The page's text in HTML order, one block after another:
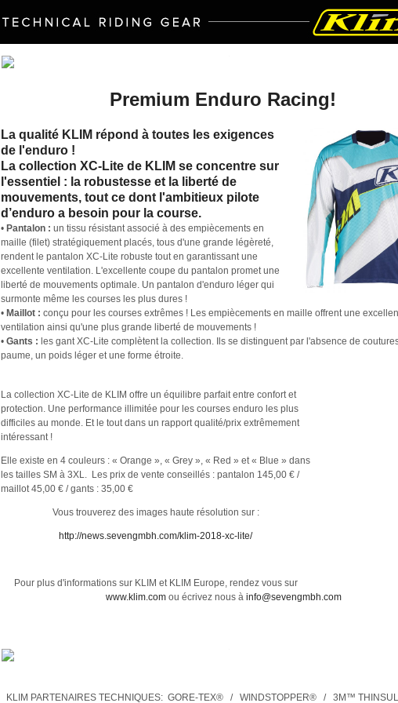
Premium Enduro Racing!
La qualité KLIM répond à toutes les exigences
de l'enduro !
La collection XC-Lite de KLIM se concentre sur
l'essentiel : la robustesse et la liberté de
mouvements, tout ce dont l'ambitieux pilote
d’enduro a besoin pour la course.
• Pantalon : un tissu résistant associé à des empiècements en
maille (filet) stratégiquement placés, tous d'une grande légèreté,
rendent le pantalon XC-Lite robuste tout en garantissant une
excellente ventilation. L'excellente coupe du pantalon promet une
liberté de mouvements optimale. Un pantalon d'enduro léger qui
surmonte même les courses les plus dures !
• Maillot : conçu pour les courses extrêmes ! Les empiècements en maille offrent une
ventilation ainsi qu'une plus grande liberté de mouvements !
• Gants : les gant XC-Lite complètent la collection. Ils se distinguent par l'absence de
paume, un poids léger et une forme étroite.
La collection XC-Lite de KLIM offre un équilibre parfait entre confort et
protection. Une performance illimitée pour les courses enduro les plus
difficiles au monde. Et le tout dans un rapport qualité/prix extrêmement
intéressant !
Elle existe en 4 couleurs : « Orange », « Grey », « Red » et « Blue » dans
les tailles SM à 3XL. Les prix de vente conseillés : pantalon 145,00 € /
maillot 45,00 € / gants : 35,00 €
Vous trouverez des images haute résolution sur :
http://news.sevengmbh.com/klim-2018-xc-lite/
Pour plus d'informations sur KLIM et KLIM Europe, rendez vous sur
www.klim.com ou écrivez nous à info@sevengmbh.com
KLIM PARTENAIRES TECHNIQUES: GORE-TEX® / WINDSTOPPER® / 3M™